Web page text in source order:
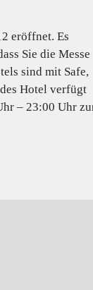
eröffnet. Es
Sie die Messe
sind mit Safe,
Hotel verfügt
– 23:00 Uhr